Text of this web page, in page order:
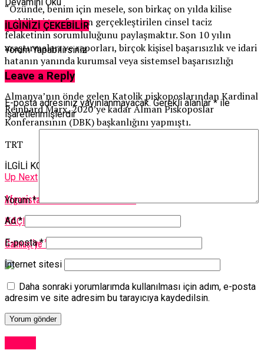
“Özünde, benim için mesele, son birkaç on yılda kilise
yetkilileri tarafından gerçekleştirilen cinsel taciz
felaketinin sorumluluğunu paylaşmaktır. Son 10 yılın
araştırmaları ve raporları, birçok kişisel başarısızlık ve idari
hatanın yanında kurumsal veya sistemsel başarısızlığı
gösteriyor.”
Almanya’nın önde gelen Katolik piskoposlarından Kardinal
Reinhard Marx, 2020’ye kadar Alman Piskoposlar
Konferansının (DBK) başkanlığını yapmıştı.
TRT
İLGİLİ KONU:
Up Next
Afganistan’da COVID-19’un hızı arttı
KAÇIRMAYIN
Gannuşi’ye ”suikast tehdidi” uyarısı
İLGİNİZİ ÇEKEBİLİR
Yorum Yapabilirsiniz
Leave a Reply
E-posta adresiniz yayınlanmayacak. Gerekli alanlar*ile
işaretlenmişlerdir
Yorum*
Ad*
E-posta*
İnternet sitesi
Daha sonraki yorumlarımda kullanılması için adım, e-posta
adresim ve site adresim bu tarayıcıya kaydedilsin.